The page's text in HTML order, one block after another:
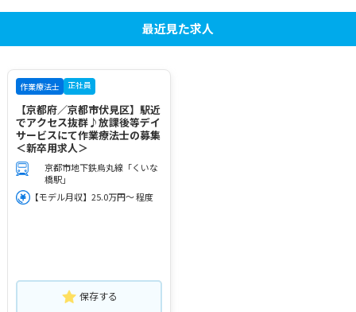
最近見た求人
作業療法士 正社員
【京都府／京都市伏見区】駅近
でアクセス抜群♪放課後等デイ
サービスにて作業療法士の募集
＜新卒用求人＞
京都市地下鉄烏丸線「くいな
橋駅」
【モデル月収】25.0万円～ 程度
保存する